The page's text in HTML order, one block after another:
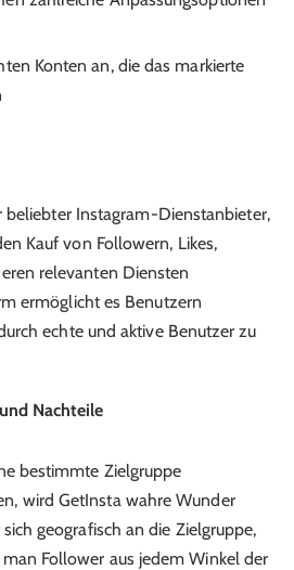
Konten an, die das markierte
beliebter Instagram-Dienstanbieter,
Kauf von Followern, Likes,
relevanten Diensten
ermöglicht es Benutzern
echte und aktive Benutzer zu
Nachteile
bestimmte Zielgruppe
wird GetInsta wahre Wunder
geografisch an die Zielgruppe,
Follower aus jedem Winkel der